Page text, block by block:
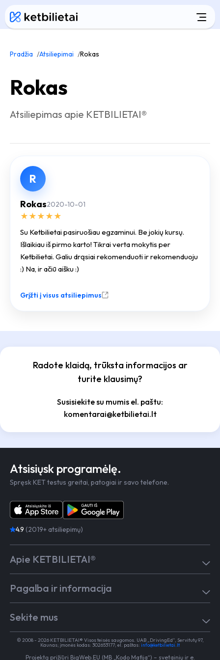
Pradžia Atsiliepimai Rokas
Rokas
Atsiliepimas apie KETBILIETAI®
R
Rokas2020-10-01
★ ★ ★ ★ ★
Su Ketbilietai pasiruošiau egzaminui. Be jokių kursų.
Išlaikiau iš pirmo karto! Tikrai verta mokytis per
Ketbilietai. Galiu drąsiai rekomenduoti ir rekomenduoju
:) Na, ir ačiū aišku :)
Grįžti į visus atsiliepimus
Radote klaidą, trūksta informacijos ar
turite klausimų?
Susisiekite su mumis el. paštu:
komentarai@ketbilietai.lt
Atsisiųsk programėlę.
Spręsk KET testus greitai, patogiai ir savo telefone.
4.9 (2019+ atsiliepimų)
Apie KETBILIETAI®
Kaip mokytis
Testai
Test in English
Kontaktai
Vairavimo mokykloms
Apie KETBILIETAI®
Pagalba ir informacija
Dažniausiai užduodami klausimai
Egzaminai Regitroje
Medicininė pažyma
Sekite mus
TikTok
Facebook
© 2008 - 2026 KETBILIETAI® Visos teisės saugomos. UAB „DrivingEd“, Servitutų 97,
Kaunas; įmonės kodas: 302653177; el. paštas: info@ketbilietai.lt
Projektą prižiūri BigWeb.EU (MB „Kodo Mafija“) – svetainių ir e.